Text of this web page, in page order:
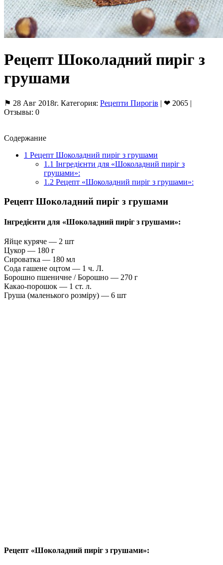
Рецепт Шоколадний пиріг з
грушами
⚑ 28 Авг 2018г. Категория: Рецепти Пирогів | ❤ 2065 |
Отзывы: 0
Содержание
1 Рецепт Шоколадний пиріг з грушами
1.1 Інгредієнти для «Шоколадний пиріг з
грушами»:
1.2 Рецепт «Шоколадний пиріг з грушами»:
Рецепт Шоколадний пиріг з грушами
Інгредієнти для «Шоколадний пиріг з грушами»:
Яйце куряче — 2 шт
Цукор — 180 г
Сироватка — 180 мл
Сода гашене оцтом — 1 ч. Л.
Борошно пшеничне / Борошно — 270 г
Какао-порошок — 1 ст. л.
Груша (маленького розміру) — 6 шт
Рецепт «Шоколадний пиріг з грушами»: